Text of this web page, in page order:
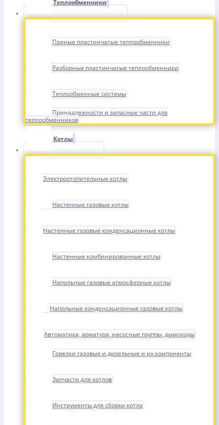
Теплообменники
Паяные пластинчатые теплообменники
Разборные пластинчатые теплообменники
Теплообменные системы
Принадлежности и запасные части для
теплообменников
Котлы
Электроотопительные котлы
Настенные газовые котлы
Настенные газовые конденсационные котлы
Настенные комбинированные котлы
Напольные газовые атмосферные котлы
Напольные конденсационные газовые котлы
Автоматика, арматура, насосные группы, дымоходы
Горелки газовые и дизельные и их компоненты
Запчасти для котлов
Инструменты для сборки котла